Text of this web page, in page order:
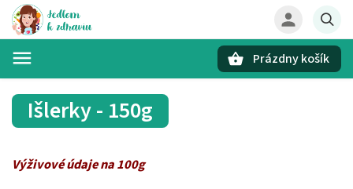
Prázdny košík
Išlerky - 150g
Výživové údaje na 100g